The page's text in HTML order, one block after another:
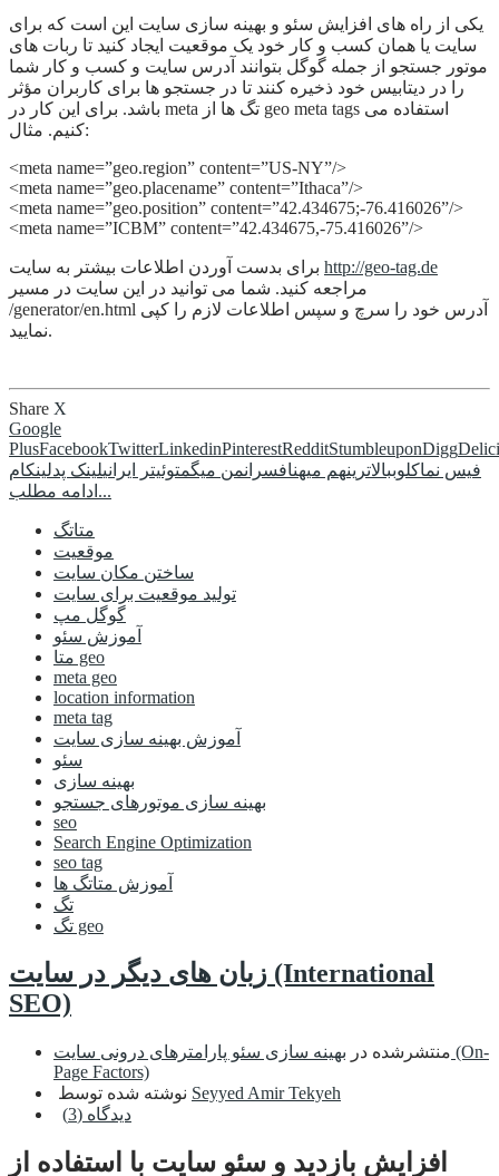
یکی از راه های افزایش سئو و بهینه سازی سایت این است که برای
سایت یا همان کسب و کار خود یک موقعیت ایجاد کنید تا ربات های
موتور جستجو از جمله گوگل بتوانند آدرس سایت و کسب و کار شما
را در دیتابیس خود ذخیره کنند تا در جستجو ها برای کاربران مؤثر
باشد. برای این کار در meta تگ ها از geo meta tags استفاده می
کنیم. مثال:
<meta name=”geo.region” content=”US-NY”/>
<meta name=”geo.placename” content=”Ithaca”/>
<meta name=”geo.position” content=”42.434675;-76.416026”/>
<meta name=”ICBM” content=”42.434675,-75.416026”/>
http://geo-tag.de
مراجعه کنید. شما می توانید در این سایت در مسیر
/generator/en.html آدرس خود را سرچ و سپس اطلاعات لازم را کپی
نمایید.
Share X
Google
PlusFacebookTwitterLinkedinPinterestRedditStumbleuponDigg
فیس نماکلوببالاترینهم میهنافسرانمن میگمتوئیتر ایرانیلینک پدلینکام
ادامه مطلب...
متاتگ
موقعیت
ساختن مکان سایت
تولید موقعیت برای سایت
گوگل مپ
آموزش سئو
متا geo
meta geo
location information
meta tag
آموزش بهینه سازی سایت
سئو
بهینه سازی
بهینه سازی موتورهای جستجو
seo
Search Engine Optimization
seo tag
آموزش متاتگ ها
تگ
تگ geo
زبان های دیگر در سایت (International
SEO)
منتشرشده در بهینه سازی سئو پارامترهای درونی سایت (On-
Page Factors)
Seyyed Amir Tekyeh
دیدگاه (3)
افزایش بازدید و سئو سایت با استفاده از